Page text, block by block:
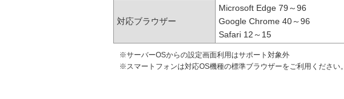
対応ブラウザー
Microsoft Edge 79～96
Google Chrome 40～96
Safari 12～15
※サーバーOSからの設定画面利用はサポート対象外
※スマートフォンは対応OS機種の標準ブラウザーをご利用ください。